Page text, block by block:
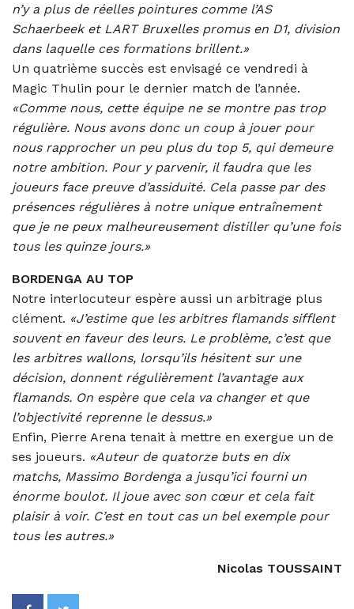
n’y a plus de réelles pointures comme l’AS
Schaerbeek et LART Bruxelles promus en D1, division
dans laquelle ces formations brillent.»
Un quatrième succès est envisagé ce vendredi à
Magic Thulin pour le dernier match de l’année.
«Comme nous, cette équipe ne se montre pas trop
régulière. Nous avons donc un coup à jouer pour
nous rapprocher un peu plus du top 5, qui demeure
notre ambition. Pour y parvenir, il faudra que les
joueurs face preuve d’assiduité. Cela passe par des
présences régulières à notre unique entraînement
que je ne peux malheureusement distiller qu’une fois
tous les quinze jours.»
BORDENGA AU TOP
Notre interlocuteur espère aussi un arbitrage plus
clément. «J’estime que les arbitres flamands sifflent
souvent en faveur des leurs. Le problème, c’est que
les arbitres wallons, lorsqu’ils hésitent sur une
décision, donnent régulièrement l’avantage aux
flamands. On espère que cela va changer et que
l’objectivité reprenne le dessus.»
Enfin, Pierre Arena tenait à mettre en exergue un de
ses joueurs. «Auteur de quatorze buts en dix
matchs, Massimo Bordenga a jusqu’ici fourni un
énorme boulot. Il joue avec son cœur et cela fait
plaisir à voir. C’est en tout cas un bel exemple pour
tous les autres.»
Nicolas TOUSSAINT